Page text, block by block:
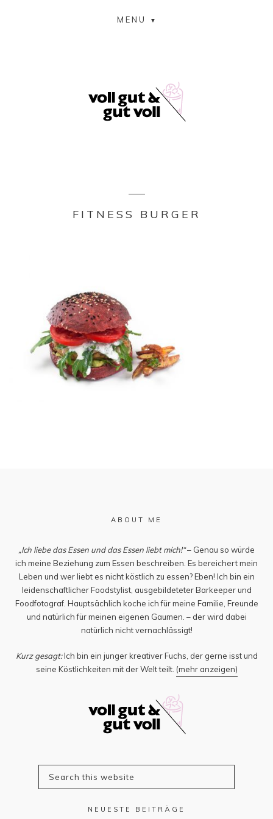
MENU
FITNESS BURGER
ABOUT ME
„Ich liebe das Essen und das Essen liebt mich!“– Genau so würde
ich meine Beziehung zum Essen beschreiben. Es bereichert mein
Leben und wer liebt es nicht köstlich zu essen? Eben! Ich bin ein
leidenschaftlicher Foodstylist, ausgebildeteter Barkeeper und
Foodfotograf. Hauptsächlich koche ich für meine Familie, Freunde
und natürlich für meinen eigenen Gaumen. – der wird dabei
natürlich nicht vernachlässigt!
Kurz gesagt:Ich bin ein junger kreativer Fuchs, der gerne isst und
seine Köstlichkeiten mit der Welt teilt. (mehr anzeigen)
NEUESTE BEITRÄGE